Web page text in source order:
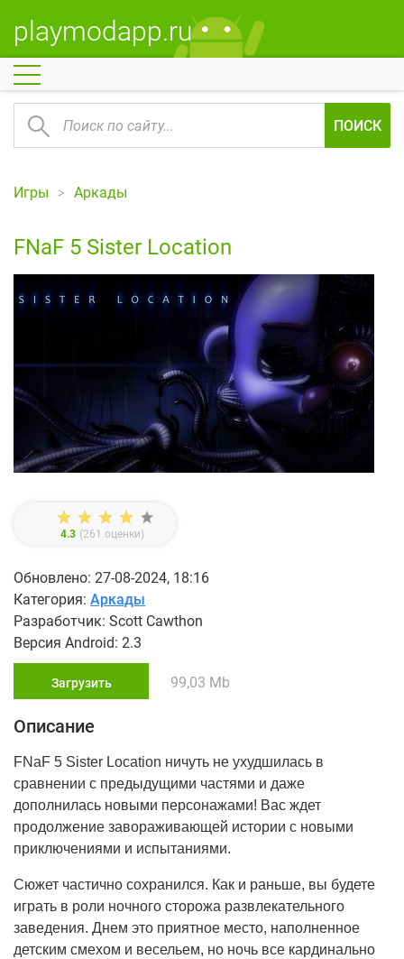
playmodapp.ru
ПОИСК
Игры Аркады
FNaF 5 Sister Location
4.3 (261 оценки)
Обновлено: 27-08-2024, 18:16
Категория: Аркады
Разработчик: Scott Cawthon
Версия Android: 2.3
Загрузить 99,03 Mb
Описание
FNaF 5 Sister Location ничуть не ухудшилась в
сравнении с предыдущими частями и даже
дополнилась новыми персонажами! Вас ждет
продолжение завораживающей истории с новыми
приключениями и испытаниями.
Сюжет частично сохранился. Как и раньше, вы будете
играть в роли ночного сторожа развлекательного
заведения. Днем это приятное место, наполненное
детским смехом и весельем, но ночь все кардинально